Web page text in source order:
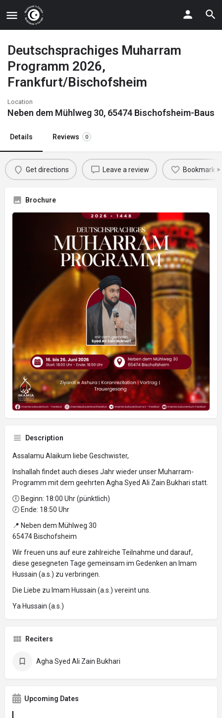
Deutschsprachiges Muharram
Programm 2026,
Frankfurt/Bischofsheim
Location
Neben dem Mühlweg 30, 65474 Bischofsheim-
Details Reviews 0
Get directions Leave a review Bookmark
Brochure
Description
Assalamu Alaikum liebe Geschwister,
Inshallah findet auch dieses Jahr wieder unser Muharram-
Programm mit dem geehrten Agha Syed Ali Zain Bukhari statt.
🕕 Beginn: 18:00 Uhr (pünktlich)
🕖 Ende: 18:50 Uhr
📍 Neben dem Mühlweg 30
65474 Bischofsheim
Wir freuen uns auf eure zahlreiche Teilnahme und darauf,
diese gesegneten Tage gemeinsam im Gedenken an Imam
Hussain (a.s.) zu verbringen.
Die Liebe zu Imam Hussain (a.s.) vereint uns.
Ya Hussain (a.s.)
Reciters
Agha Syed Ali Zain Bukhari
Upcoming Dates